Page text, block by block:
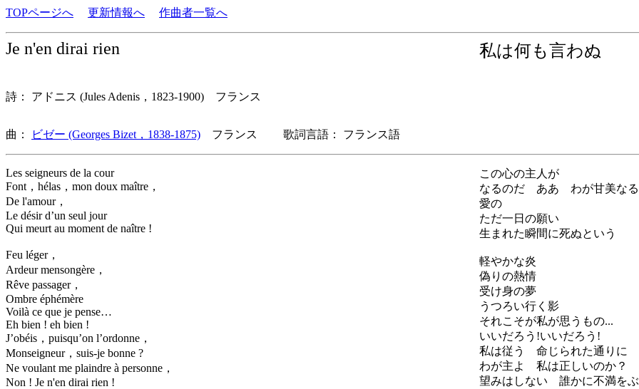
TOPページへ 更新情報へ 作曲者一覧へ
Je n'en dirai rien 私は何も言わぬ
詩： アドニス (Jules Adenis，1823-1900) フランス
曲： ビゼー (Georges Bizet，1838-1875) フランス 歌詞言語： フランス語
Les seigneurs de la cour
Font，hélas，mon doux maître，
De l'amour，
Le désir d’un seul jour
Qui meurt au moment de naître !
Feu léger，
Ardeur mensongère，
Rêve passager，
Ombre éphémère
Voilà ce que je pense…
Eh bien ! eh bien !
J’obéis，puisqu’on l’ordonne，
Monseigneur，suis-je bonne ?
Ne voulant me plaindre à personne，
Non ! Je n'en dirai rien !
この心の主人が
なるのだ ああ わが甘美なる
愛の
ただ一日の願い
生まれた瞬間に死ぬという
軽やかな炎
偽りの熱情
受け身の夢
うつろい行く影
それこそが私が思うもの...
いいだろう!いいだろう!
私は従う 命じられた通りに
わが主よ 私は正しいのか？
望みはしない 誰かに不満を